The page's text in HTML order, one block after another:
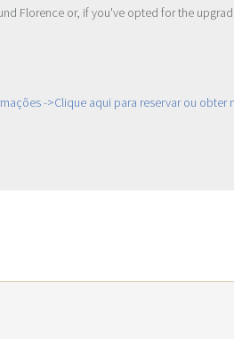
Florence or, if you've opted for the
->Clique aqui para reservar ou obter